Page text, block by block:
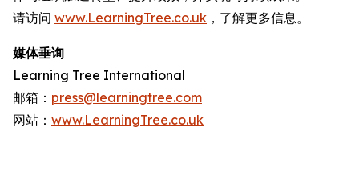
请访问 www.LearningTree.co.uk ，了解更多信息。
媒体垂询
Learning Tree International
邮箱： press@learningtree.com
网站： www.LearningTree.co.uk